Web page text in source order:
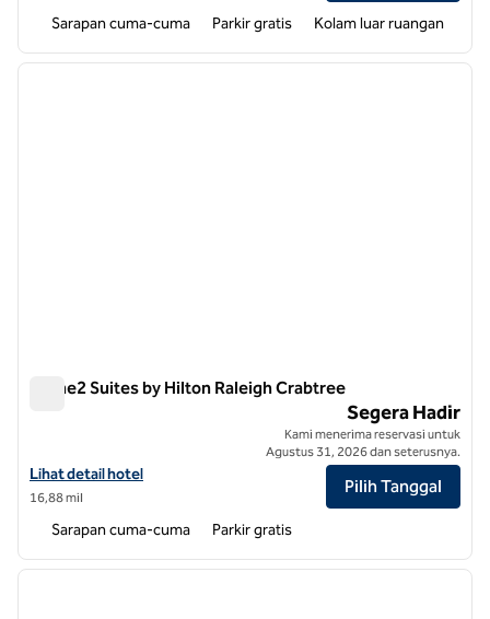
Sarapan cuma-cuma Parkir gratis Kolam luar ruangan
1 dari 10
Home2 Suites by Hilton Raleigh Crabtree
Lihat detail hotel untuk Home2 Suites by Hilton Raleigh Crabtree
Lihat detail hotel
16,88 mil
Segera Hadir
Kami menerima reservasi untuk
Agustus 31, 2026 dan seterusnya.
Pilih Tanggal
Sarapan cuma-cuma Parkir gratis
1 dari 12